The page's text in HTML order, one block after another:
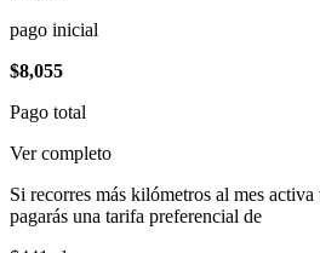
pago inicial
$8,055
Pago total
Ver completo
Si recorres más kilómetros al mes
pagarás una tarifa preferencial de